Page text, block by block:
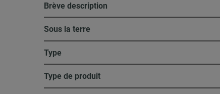
Brève description
Sous la terre
Type
Type de produit